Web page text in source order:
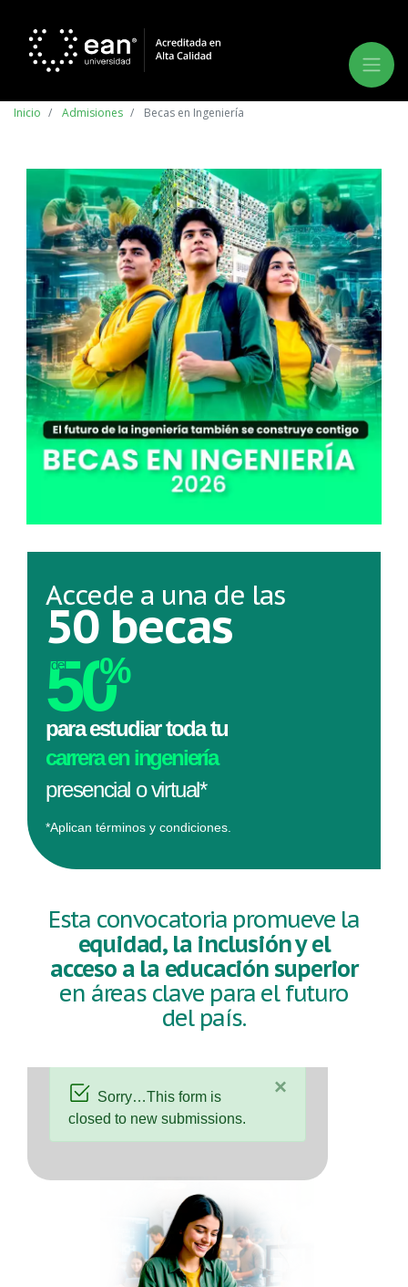
Inicio Admisiones Becas en Ingeniería
Accede a una de las
50 becas
del
50%
para estudiar toda tu
carrera en ingeniería
presencial o virtual*
*Aplican términos y condiciones.
Esta convocatoria promueve la
equidad, la inclusión y el
acceso a la educación superior
en áreas clave para el futuro
del país.
×
Sorry…This form is
closed to new submissions.